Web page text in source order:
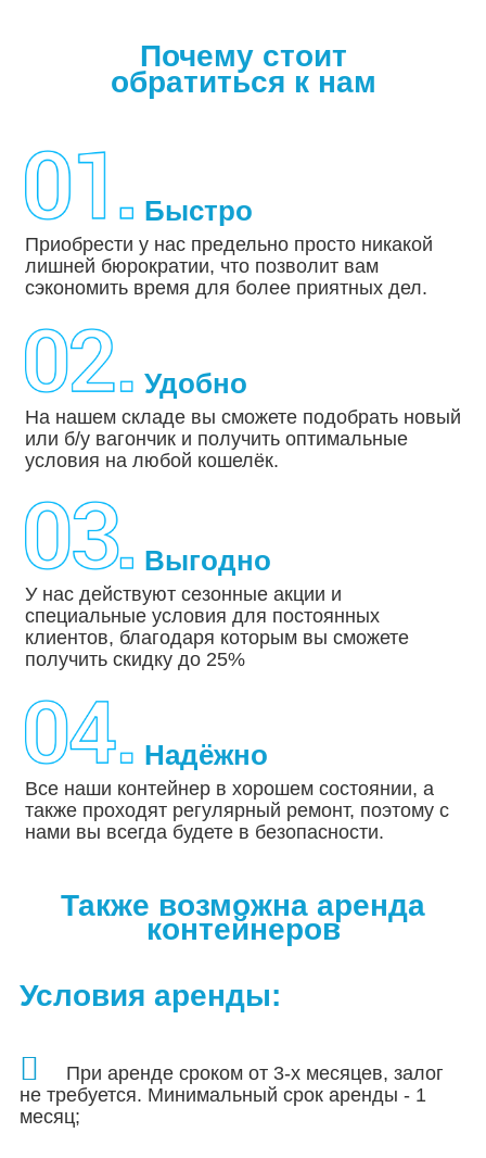
Почему стоит
обратиться к нам
Быстро
Приобрести у нас предельно просто никакой
лишней бюрократии, что позволит вам
сэкономить время для более приятных дел.
Удобно
На нашем складе вы сможете подобрать новый
или б/у вагончик и получить оптимальные
условия на любой кошелёк.
Выгодно
У нас действуют сезонные акции и
специальные условия для постоянных
клиентов, благодаря которым вы сможете
получить скидку до 25%
Надёжно
Все наши контейнер в хорошем состоянии, а
также проходят регулярный ремонт, поэтому с
нами вы всегда будете в безопасности.
Также возможна аренда
контейнеров
Условия аренды:
При аренде сроком от 3-х месяцев, залог
не требуется. Минимальный срок аренды - 1
месяц;